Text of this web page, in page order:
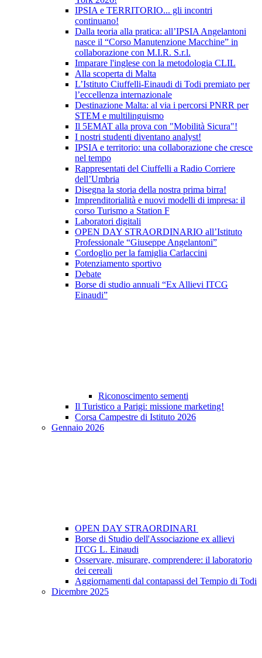
IPSIA e TERRITORIO... gli incontri
continuano!
Dalla teoria alla pratica: all’IPSIA Angelantoni
nasce il “Corso Manutenzione Macchine” in
collaborazione con M.I.R. S.r.l.
Imparare l'inglese con la metodologia CLIL
Alla scoperta di Malta
L’Istituto Ciuffelli-Einaudi di Todi premiato per
l’eccellenza internazionale
Destinazione Malta: al via i percorsi PNRR per
STEM e multilinguismo
Il 5EMAT alla prova con "Mobilità Sicura"!
I nostri studenti diventano analyst!
IPSIA e territorio: una collaborazione che cresce
nel tempo
Rappresentati del Ciuffelli a Radio Corriere
dell’Umbria
Disegna la storia della nostra prima birra!
Imprenditorialità e nuovi modelli di impresa: il
corso Turismo a Station F
Laboratori digitali
OPEN DAY STRAORDINARIO all’Istituto
Professionale “Giuseppe Angelantoni”
Cordoglio per la famiglia Carlaccini
Potenziamento sportivo
Debate
Borse di studio annuali “Ex Allievi ITCG
Einaudi”
Riconoscimento sementi
Il Turistico a Parigi: missione marketing!
Corsa Campestre di Istituto 2026
Gennaio 2026
OPEN DAY STRAORDINARI
Borse di Studio dell'Associazione ex allievi
ITCG L. Einaudi
Osservare, misurare, comprendere: il laboratorio
dei cereali
Aggiornamenti dal contapassi del Tempio di Todi
Dicembre 2025